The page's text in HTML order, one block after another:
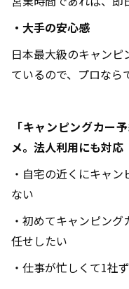
・大手の安心感
日本最大級のキャン
ているので、プロなら
「キャンピングカー
メ。法人利用にも対応
・自宅の近くにキャ
ない
・初めてキャンピン
任せしたい
・仕事が忙しくて1社